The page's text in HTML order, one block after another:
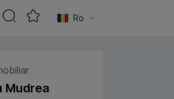
Mudrea
Ro